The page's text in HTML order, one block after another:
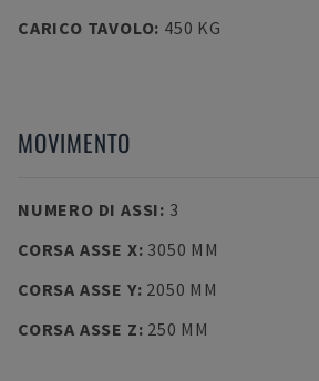
CARICO TAVOLO: 450 KG
MOVIMENTO
NUMERO DI ASSI: 3
CORSA ASSE X: 3050 MM
CORSA ASSE Y: 2050 MM
CORSA ASSE Z: 250 MM